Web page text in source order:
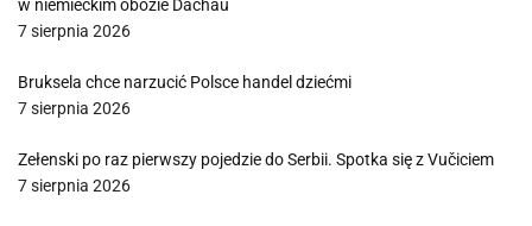
w niemieckim obozie Dachau
7 sierpnia 2026
Bruksela chce narzucić Polsce handel dziećmi
7 sierpnia 2026
Zełenski po raz pierwszy pojedzie do Serbii. Spotka się z Vučiciem
7 sierpnia 2026